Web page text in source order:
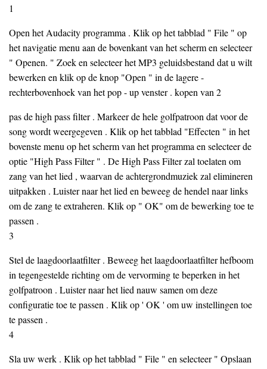
1
Open het Audacity programma . Klik op het tabblad " File " op
het navigatie menu aan de bovenkant van het scherm en selecteer
" Openen. " Zoek en selecteer het MP3 geluidsbestand dat u wilt
bewerken en klik op de knop "Open " in de lagere -
rechterbovenhoek van het pop - up venster . kopen van 2
pas de high pass filter . Markeer de hele golfpatroon dat voor de
song wordt weergegeven . Klik op het tabblad "Effecten " in het
bovenste menu op het scherm van het programma en selecteer de
optie "High Pass Filter " . De High Pass Filter zal toelaten om
zang van het lied , waarvan de achtergrondmuziek zal elimineren
uitpakken . Luister naar het lied en beweeg de hendel naar links
om de zang te extraheren. Klik op " OK" om de bewerking toe te
passen .
3
Stel de laagdoorlaatfilter . Beweeg het laagdoorlaatfilter hefboom
in tegengestelde richting om de vervorming te beperken in het
golfpatroon . Luister naar het lied nauw samen om deze
configuratie toe te passen . Klik op ' OK ' om uw instellingen toe
te passen .
4
Sla uw werk . Klik op het tabblad " File " en selecteer " Opslaan